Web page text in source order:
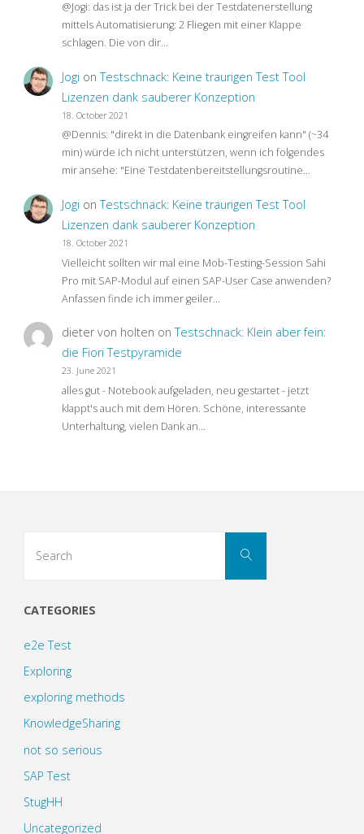
@Jogi: das ist ja der Trick bei der Testdatenerstellung
mittels Automatisierung: 2 Fliegen mit einer Klappe
schlagen. Die von dir…
Jogi onTestschnack: Keine traurigen Test Tool
Lizenzen dank sauberer Konzeption
18. October 2021
@Dennis: "direkt in die Datenbank eingreifen kann" (~34
min) würde ich nicht unterstützen, wenn ich folgendes
mir ansehe: "Eine Testdatenbereitstellungsroutine…
Jogi onTestschnack: Keine traurigen Test Tool
Lizenzen dank sauberer Konzeption
18. October 2021
Vielleicht sollten wir mal eine Mob-Testing-Session Sahi
Pro mit SAP-Modul auf einen SAP-User Case anwenden?
Anfassen finde ich immer geiler…
dieter von holten onTestschnack: Klein aber fein:
die Fiori Testpyramide
23. June 2021
alles gut - Notebook aufgeladen, neu gestartet - jetzt
klappt's auch mit dem Hören. Schöne, interessante
Unterhaltung, vielen Dank an…
Search
CATEGORIES
e2e Test
Exploring
exploring methods
KnowledgeSharing
not so serious
SAP Test
StugHH
Uncategorized